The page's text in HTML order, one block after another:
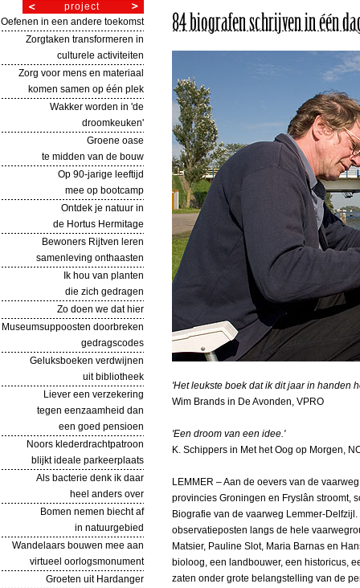
project
Oefenen in een andere toekomst
Zorgtaken transformeren in
culturele activiteiten
Zorg voor mens en materiaal
komen samen op één plek
Wakker worden in 'de
droomkeuken'
Groene oase
te midden van de bouw
Op 90-jarige leeftijd
mee op bootcamp
Ontdek je natuur in
de Hortus Hermitage
Bewoners Rijtven leren
samenleving onthaasten
Ik hou van planten
die zich gedragen
Zo doen we dat hier
Museumsuppoosten doorbreken
gedragscodes
Geluksboeken verdwijnen
uit bibliotheek
Liever een verzekering
tegen eenzaamheid dan
een goed pensioen
Noors klederdrachtpatroon
blijkt ideale parkeerplaats
Als bacterie denk ik daar
heel anders over
Bomen nemen biecht af
in natuurgebied
Wandelaars bouwen mee aan
virtueel oorlogsmonument
Groeten uit Hardanger
'Het leukste boek dat ik dit jaar in handen
Wim Brands in De Avonden, VPRO
'Een droom van een idee.'
K. Schippers in Met het Oog op Morgen,
LEMMER – Aan de oevers van de
provincies Groningen en Fryslân stroomt,
Biografie van de vaarweg Lemmer-
observatieposten langs de hele
Matsier, Pauline Slot, Maria Barnas en
bioloog, een landbouwer, een historicus,
zaten onder grote belangstelling van de